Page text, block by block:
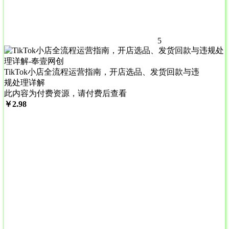
5
TikTok小店全流程运营指南，开店选品、发货回款与违
规处理详解
此内容为付费资源，请付费后查看
￥2.98